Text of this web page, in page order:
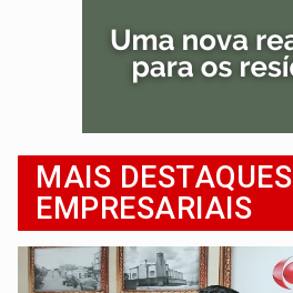
MAIS DESTAQUES
EMPRESARIAIS